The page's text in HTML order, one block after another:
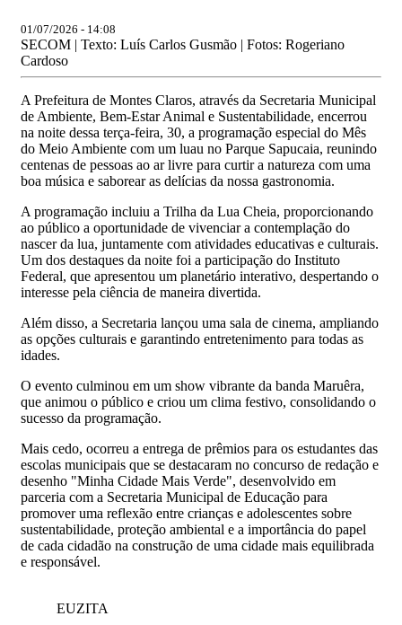
01/07/2026 - 14:08
SECOM | Texto: Luís Carlos Gusmão | Fotos: Rogeriano
Cardoso
A Prefeitura de Montes Claros, através da Secretaria Municipal
de Ambiente, Bem-Estar Animal e Sustentabilidade, encerrou
na noite dessa terça-feira, 30, a programação especial do Mês
do Meio Ambiente com um luau no Parque Sapucaia, reunindo
centenas de pessoas ao ar livre para curtir a natureza com uma
boa música e saborear as delícias da nossa gastronomia.
A programação incluiu a Trilha da Lua Cheia, proporcionando
ao público a oportunidade de vivenciar a contemplação do
nascer da lua, juntamente com atividades educativas e culturais.
Um dos destaques da noite foi a participação do Instituto
Federal, que apresentou um planetário interativo, despertando o
interesse pela ciência de maneira divertida.
Além disso, a Secretaria lançou uma sala de cinema, ampliando
as opções culturais e garantindo entretenimento para todas as
idades.
O evento culminou em um show vibrante da banda Maruêra,
que animou o público e criou um clima festivo, consolidando o
sucesso da programação.
Mais cedo, ocorreu a entrega de prêmios para os estudantes das
escolas municipais que se destacaram no concurso de redação e
desenho "Minha Cidade Mais Verde", desenvolvido em
parceria com a Secretaria Municipal de Educação para
promover uma reflexão entre crianças e adolescentes sobre
sustentabilidade, proteção ambiental e a importância do papel
de cada cidadão na construção de uma cidade mais equilibrada
e responsável.
EUZITA